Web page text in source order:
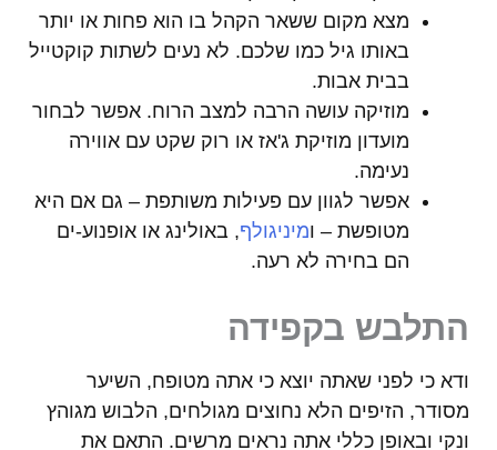
מצא מקום ששאר הקהל בו הוא פחות או יותר
באותו גיל כמו שלכם. לא נעים לשתות קוקטייל
בבית אבות.
מוזיקה עושה הרבה למצב הרוח. אפשר לבחור
מועדון מוזיקת ג'אז או רוק שקט עם אווירה
נעימה.
אפשר לגוון עם פעילות משותפת – גם אם היא
מטופשת – ומיניגולף, באולינג או אופנוע-ים
הם בחירה לא רעה.
התלבש בקפידה
ודא כי לפני שאתה יוצא כי אתה מטופח, השיער
מסודר, הזיפים הלא נחוצים מגולחים, הלבוש מגוהץ
ונקי ובאופן כללי אתה נראים מרשים. התאם את